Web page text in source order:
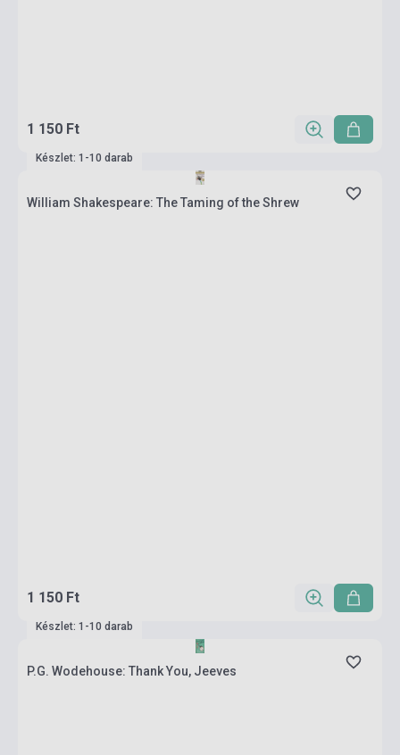
1 150 Ft
Készlet: 1-10 darab
William Shakespeare: The Taming of the Shrew
1 150 Ft
Készlet: 1-10 darab
P.G. Wodehouse: Thank You, Jeeves